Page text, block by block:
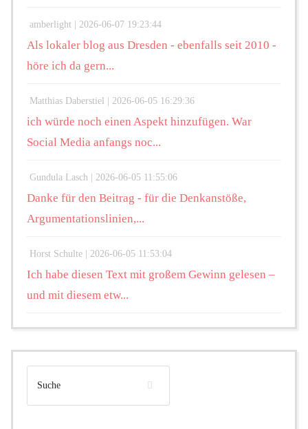
amberlight | 2026-06-07 19:23:44
Als lokaler blog aus Dresden - ebenfalls seit 2010 -
höre ich da gern...
Matthias Daberstiel | 2026-06-05 16:29:36
ich würde noch einen Aspekt hinzufügen. War
Social Media anfangs noc...
Gundula Lasch | 2026-06-05 11:55:06
Danke für den Beitrag - für die Denkanstöße,
Argumentationslinien,...
Horst Schulte | 2026-06-05 11:53:04
Ich habe diesen Text mit großem Gewinn gelesen –
und mit diesem etw...